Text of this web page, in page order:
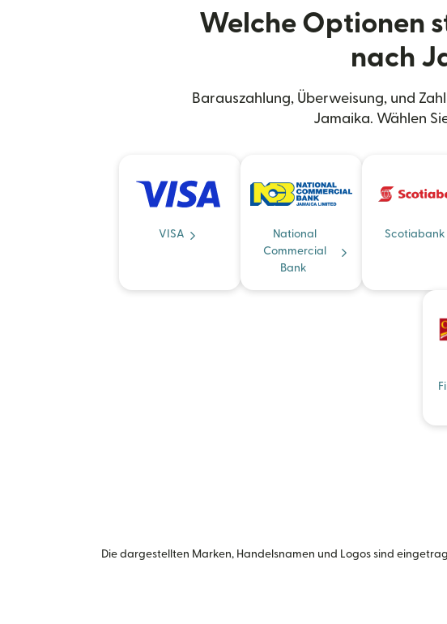
Welche Optionen
nach
Barauszahlung, Überweisung, und
Jamaika. Wählen
VISA
National
Commercial
Bank
Scotiabank
Die dargestellten Marken, Handelsnamen und Logos sind